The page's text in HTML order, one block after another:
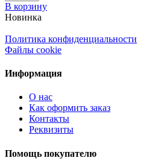
В корзину
Новинка
Политика конфиденциальности
Файлы cookie
Информация
О нас
Как оформить заказ
Контакты
Реквизиты
Помощь покупателю